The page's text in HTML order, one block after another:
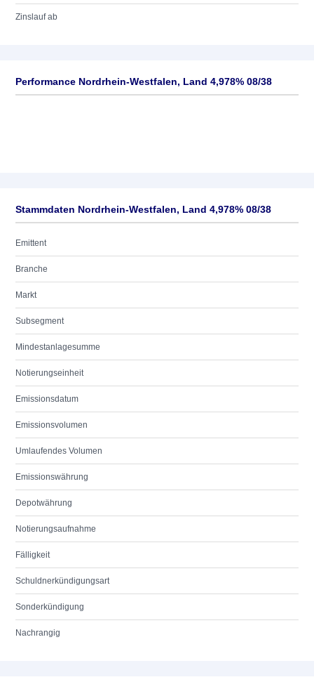
Zinslauf ab
Performance Nordrhein-Westfalen, Land 4,978% 08/38
Stammdaten Nordrhein-Westfalen, Land 4,978% 08/38
Emittent
Branche
Markt
Subsegment
Mindestanlagesumme
Notierungseinheit
Emissionsdatum
Emissionsvolumen
Umlaufendes Volumen
Emissionswährung
Depotwährung
Notierungsaufnahme
Fälligkeit
Schuldnerkündigungsart
Sonderkündigung
Nachrangig